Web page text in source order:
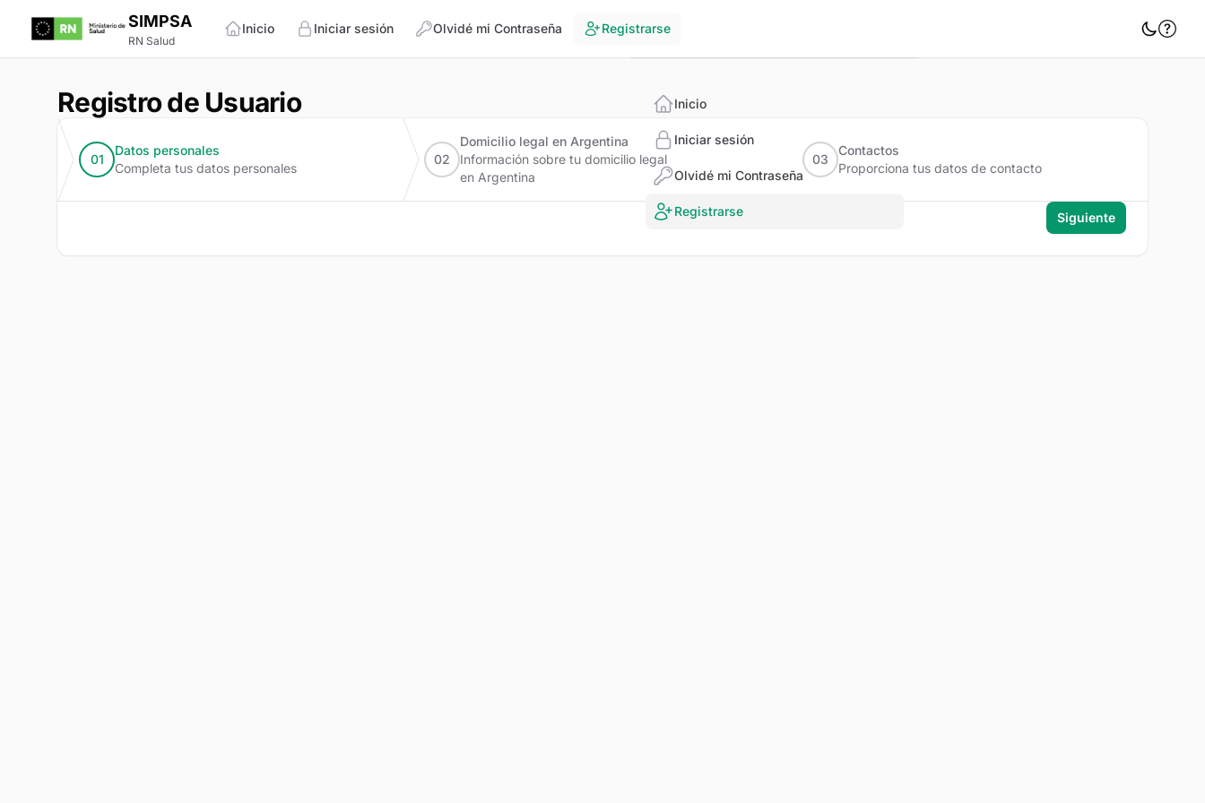
SIMPSA
RN Salud
Inicio Iniciar sesión Olvidé mi Contraseña Registrarse
Registro de Usuario
01
Datos personales
Completa tus datos personales
02
Domicilio legal en Argentina
Información sobre tu domicilio legal
en Argentina
03
Contactos
Proporciona tus datos de contacto
Siguiente
Inicio
Iniciar sesión
Olvidé mi Contraseña
Registrarse